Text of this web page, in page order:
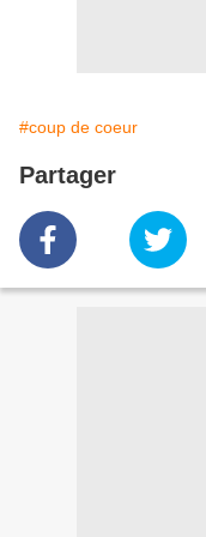
#coup de coeur
Partager